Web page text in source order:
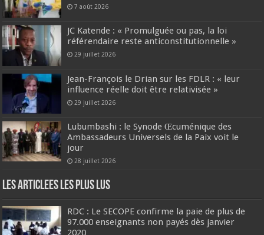
7 août 2026
JC Katende : « Promulguée ou pas, la loi
référendaire reste anticonstitutionnelle »
29 juillet 2026
Jean-François le Drian sur les FDLR : « leur
influence réelle doit être relativisée »
29 juillet 2026
Lubumbashi : le Synode Œcuménique des
Ambassadeurs Universels de la Paix voit le
jour
28 juillet 2026
Les Articlees les plus Lus
RDC : Le SECOPE confirme la paie de plus de
97.000 enseignants non payés dès janvier
2020